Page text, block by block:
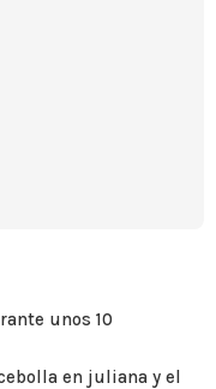
unos 10
en juliana y el